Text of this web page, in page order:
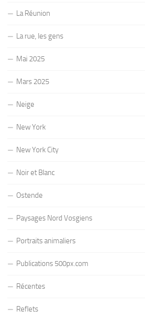
La Réunion
La rue, les gens
Mai 2025
Mars 2025
Neige
New York
New York City
Noir et Blanc
Ostende
Paysages Nord Vosgiens
Portraits animaliers
Publications 500px.com
Récentes
Reflets